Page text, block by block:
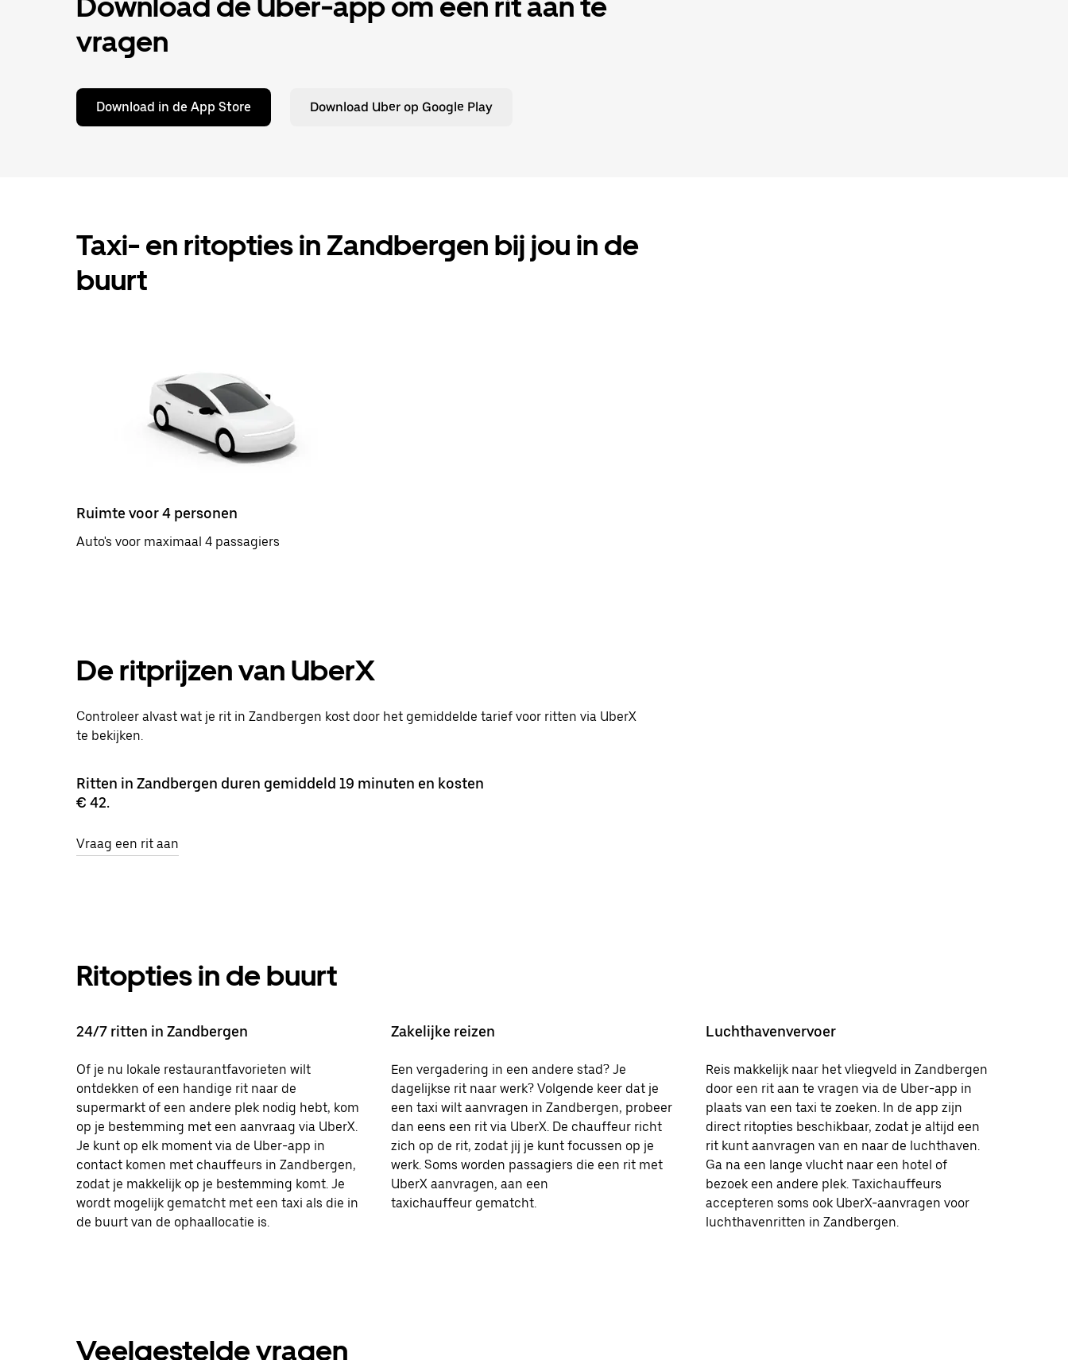
vragen
Download in de App Store Download Uber op Google Play
Taxi- en ritopties in Zandbergen bij jou in de
buurt
Ruimte voor 4 personen
Auto's voor maximaal 4 passagiers
De ritprijzen van UberX
Controleer alvast wat je rit in Zandbergen kost door het gemiddelde tarief voor ritten via UberX
te bekijken.
Ritten in Zandbergen duren gemiddeld 19 minuten en kosten
€ 42.
Vraag een rit aan
Ritopties in de buurt
24/7 ritten in Zandbergen
Of je nu lokale restaurantfavorieten wilt
ontdekken of een handige rit naar de
supermarkt of een andere plek nodig hebt, kom
op je bestemming met een aanvraag via UberX.
Je kunt op elk moment via de Uber-app in
contact komen met chauffeurs in Zandbergen,
zodat je makkelijk op je bestemming komt. Je
wordt mogelijk gematcht met een taxi als die in
de buurt van de ophaallocatie is.
Zakelijke reizen
Een vergadering in een andere stad? Je
dagelijkse rit naar werk? Volgende keer dat je
een taxi wilt aanvragen in Zandbergen, probeer
dan eens een rit via UberX. De chauffeur richt
zich op de rit, zodat jij je kunt focussen op je
werk. Soms worden passagiers die een rit met
UberX aanvragen, aan een
taxichauffeur gematcht.
Luchthavenvervoer
Reis makkelijk naar het vliegveld in Zandbergen
door een rit aan te vragen via de Uber-app in
plaats van een taxi te zoeken. In de app zijn
direct ritopties beschikbaar, zodat je altijd een
rit kunt aanvragen van en naar de luchthaven.
Ga na een lange vlucht naar een hotel of
bezoek een andere plek. Taxichauffeurs
accepteren soms ook UberX-aanvragen voor
luchthavenritten in Zandbergen.
Veelgestelde vragen